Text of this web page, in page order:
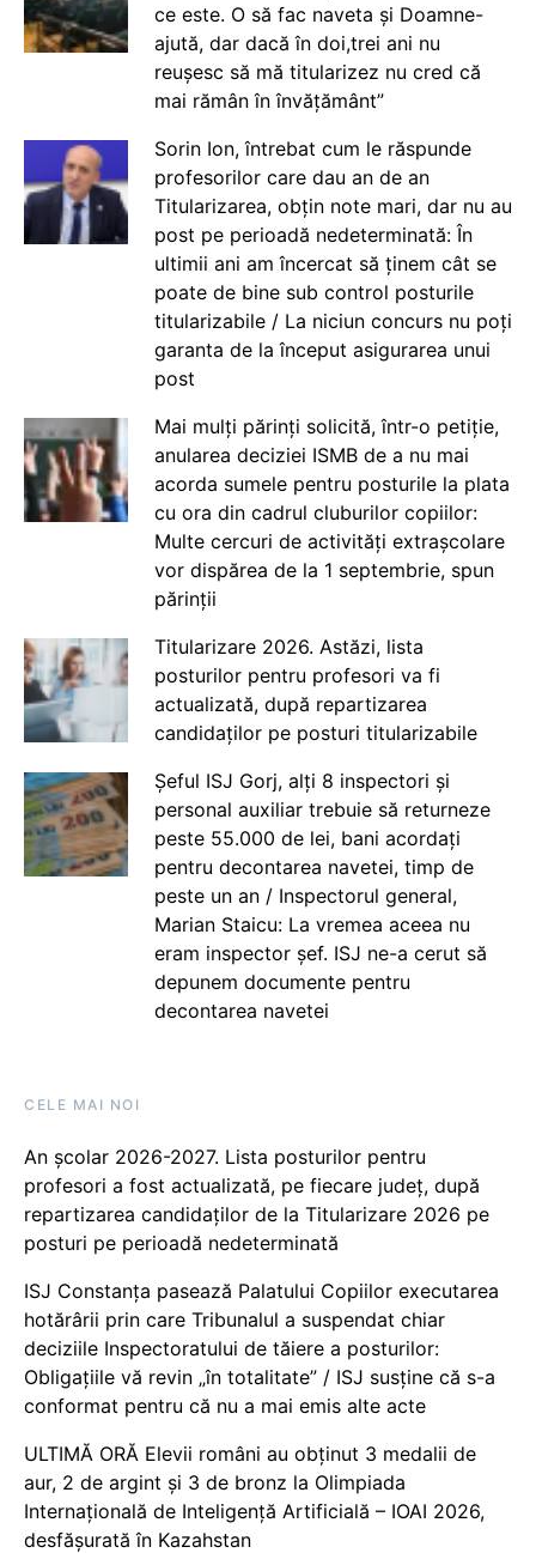
ce este. O să fac naveta și Doamne-
ajută, dar dacă în doi,trei ani nu
reușesc să mă titularizez nu cred că
mai rămân în învățământ”
Sorin Ion, întrebat cum le răspunde
profesorilor care dau an de an
Titularizarea, obțin note mari, dar nu au
post pe perioadă nedeterminată: În
ultimii ani am încercat să ținem cât se
poate de bine sub control posturile
titularizabile / La niciun concurs nu poți
garanta de la început asigurarea unui
post
Mai mulți părinți solicită, într-o petiție,
anularea deciziei ISMB de a nu mai
acorda sumele pentru posturile la plata
cu ora din cadrul cluburilor copiilor:
Multe cercuri de activități extrașcolare
vor dispărea de la 1 septembrie, spun
părinții
Titularizare 2026. Astăzi, lista
posturilor pentru profesori va fi
actualizată, după repartizarea
candidaților pe posturi titularizabile
Șeful ISJ Gorj, alți 8 inspectori și
personal auxiliar trebuie să returneze
peste 55.000 de lei, bani acordați
pentru decontarea navetei, timp de
peste un an / Inspectorul general,
Marian Staicu: La vremea aceea nu
eram inspector șef. ISJ ne-a cerut să
depunem documente pentru
decontarea navetei
CELE MAI NOI
An școlar 2026-2027. Lista posturilor pentru
profesori a fost actualizată, pe fiecare județ, după
repartizarea candidaților de la Titularizare 2026 pe
posturi pe perioadă nedeterminată
ISJ Constanța pasează Palatului Copiilor executarea
hotărârii prin care Tribunalul a suspendat chiar
deciziile Inspectoratului de tăiere a posturilor:
Obligațiile vă revin „în totalitate” / ISJ susține că s-a
conformat pentru că nu a mai emis alte acte
ULTIMĂ ORĂ Elevii români au obținut 3 medalii de
aur, 2 de argint și 3 de bronz la Olimpiada
Internațională de Inteligență Artificială – IOAI 2026,
desfășurată în Kazahstan